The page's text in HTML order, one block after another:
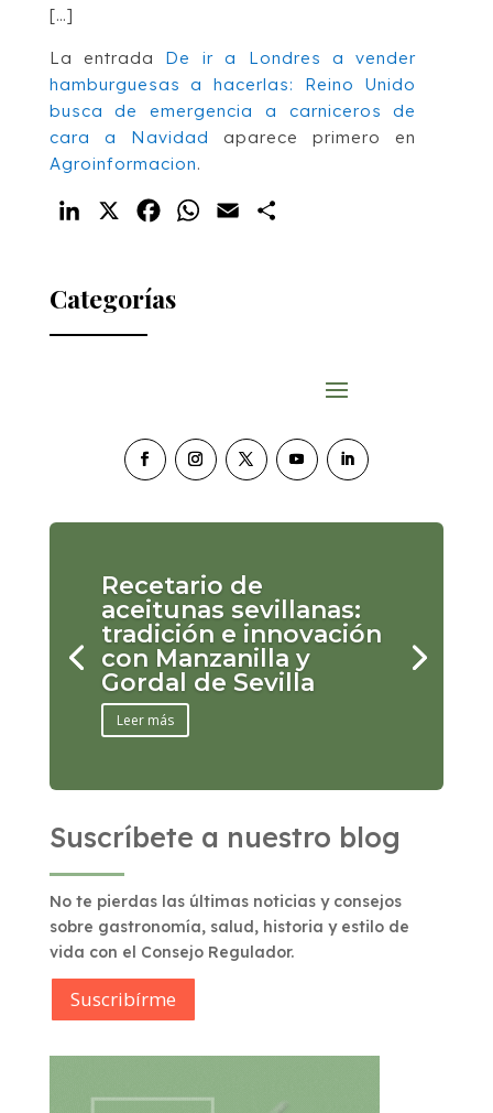
[…]
La entrada De ir a Londres a vender
hamburguesas a hacerlas: Reino Unido
busca de emergencia a carniceros de
cara a Navidad
aparece primero en
Agroinformacion.
LinkedIn FacebookWhatsApp
Email
Categorías
Recetario de
aceitunas sevillanas:
tradición e innovación
con Manzanilla y
Gordal de Sevilla
Leer más
Suscríbete a nuestro blog
No te pierdas las últimas noticias y consejos
sobre gastronomía, salud, historia y estilo de
vida con el Consejo Regulador.
Suscribírme